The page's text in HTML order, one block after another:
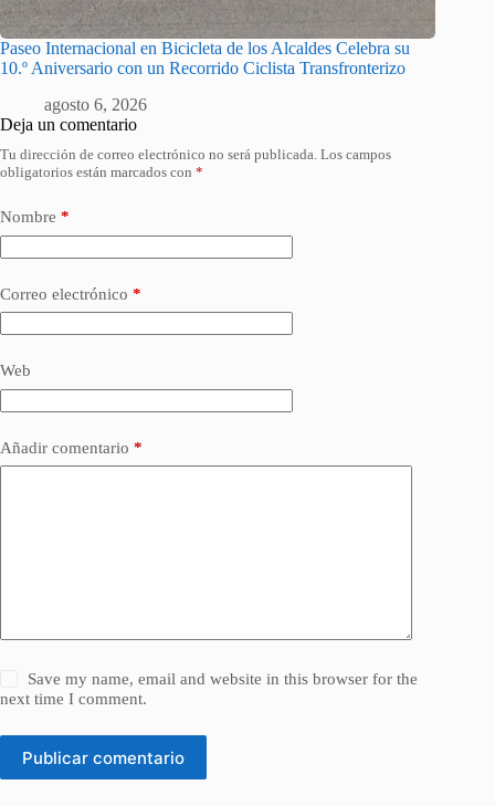
Paseo Internacional en Bicicleta de los Alcaldes Celebra su
10.º Aniversario con un Recorrido Ciclista Transfronterizo
agosto 6, 2026
Deja un comentario
Tu dirección de correo electrónico no será publicada. Los campos
obligatorios están marcados con *
Nombre *
Correo electrónico *
Web
Añadir comentario *
Save my name, email and website in this browser for the
next time I comment.
Publicar comentario